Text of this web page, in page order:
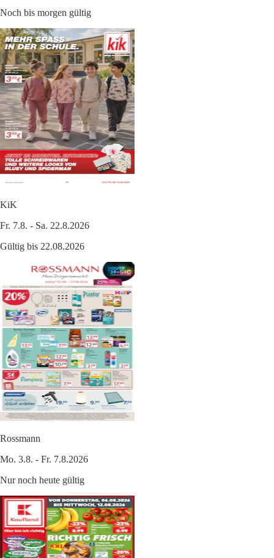
Noch bis morgen gültig
KiK
Fr. 7.8. - Sa. 22.8.2026
Gültig bis 22.08.2026
Rossmann
Mo. 3.8. - Fr. 7.8.2026
Nur noch heute gültig